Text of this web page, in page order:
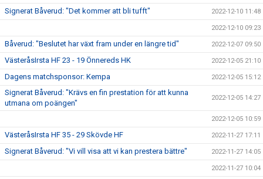
Signerat Båverud: "Det kommer att bli tufft" 2022-12-10 11:48
2022-12-10 09:23
Båverud: "Beslutet har växt fram under en längre tid" 2022-12-07 09:50
VästeråsIrsta HF 23 - 19 Önnereds HK 2022-12-05 21:10
Dagens matchsponsor: Kempa 2022-12-05 15:12
Signerat Båverud: "Krävs en fin prestation för att kunna
utmana om poängen"
2022-12-05 14:27
2022-12-05 10:59
VästeråsIrsta HF 35 - 29 Skövde HF 2022-11-27 17:11
Signerat Båverud: "Vi vill visa att vi kan prestera bättre" 2022-11-27 14:05
2022-11-27 10:04